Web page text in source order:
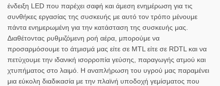
ένδειξη LED που παρέχει σαφή και άμεση ενημέρωση για τις
συνθήκες εργασίας της συσκευής με αυτό τον τρόπο μένουμε
πάντα ενημερωμένη για την κατάσταση της συσκευής μας.
Διαθέτοντας ρυθμιζόμενη ροή αέρα, μπορούμε να
προσαρμόσουμε το άτμισμά μας είτε σε MTL είτε σε RDTL και να
πετύχουμε την ιδανική ισορροπία γεύσης, παραγωγής ατμού και
χτυπήματος στο λαιμό. Η αναπλήρωση του υγρού μας παραμένει
μια εύκολη διαδικασία με την πλαϊνή υποδοχή γεμίσματος που